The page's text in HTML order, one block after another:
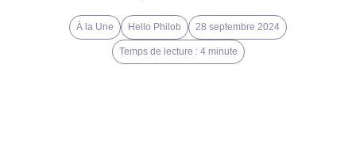
À la Une Hello Philob 28 septembre 2024
Temps de lecture : 4 minute